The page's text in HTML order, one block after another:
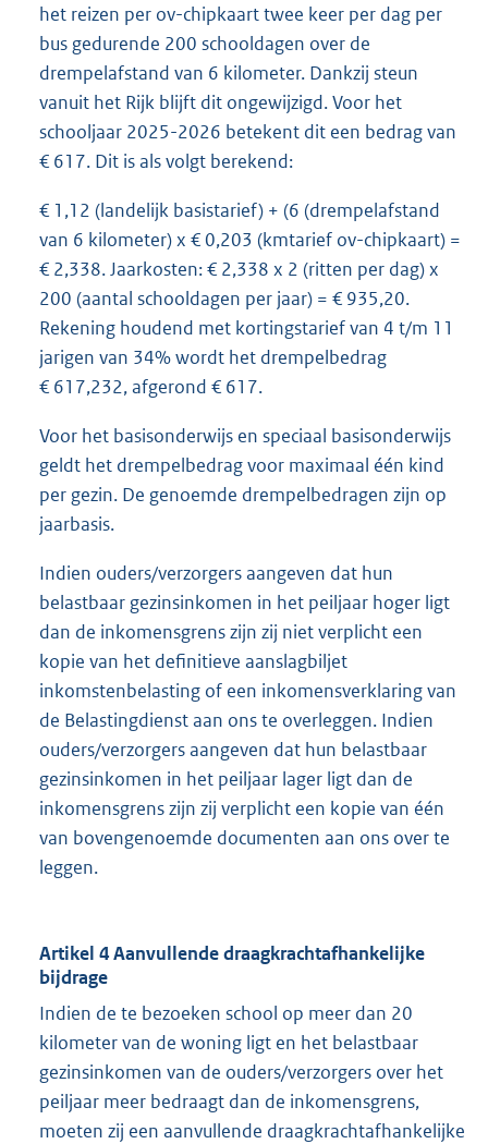
het reizen per ov-chipkaart twee keer per dag per
bus gedurende 200 schooldagen over de
drempelafstand van 6 kilometer. Dankzij steun
vanuit het Rijk blijft dit ongewijzigd. Voor het
schooljaar 2025-2026 betekent dit een bedrag van
€ 617. Dit is als volgt berekend:
€ 1,12 (landelijk basistarief) + (6 (drempelafstand
van 6 kilometer) x € 0,203 (kmtarief ov-chipkaart) =
€ 2,338. Jaarkosten: € 2,338 x 2 (ritten per dag) x
200 (aantal schooldagen per jaar) = € 935,20.
Rekening houdend met kortingstarief van 4 t/m 11
jarigen van 34% wordt het drempelbedrag
€ 617,232, afgerond € 617.
Voor het basisonderwijs en speciaal basisonderwijs
geldt het drempelbedrag voor maximaal één kind
per gezin. De genoemde drempelbedragen zijn op
jaarbasis.
Indien ouders/verzorgers aangeven dat hun
belastbaar gezinsinkomen in het peiljaar hoger ligt
dan de inkomensgrens zijn zij niet verplicht een
kopie van het definitieve aanslagbiljet
inkomstenbelasting of een inkomensverklaring van
de Belastingdienst aan ons te overleggen. Indien
ouders/verzorgers aangeven dat hun belastbaar
gezinsinkomen in het peiljaar lager ligt dan de
inkomensgrens zijn zij verplicht een kopie van één
van bovengenoemde documenten aan ons over te
leggen.
Artikel 4 Aanvullende draagkrachtafhankelijke
bijdrage
Indien de te bezoeken school op meer dan 20
kilometer van de woning ligt en het belastbaar
gezinsinkomen van de ouders/verzorgers over het
peiljaar meer bedraagt dan de inkomensgrens,
moeten zij een aanvullende draagkrachtafhankelijke